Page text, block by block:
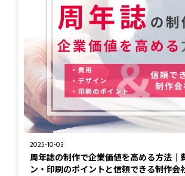
2025-10-03
周年誌の制作で企業価値を高める方法｜
ン・印刷のポイントと信頼できる制作会